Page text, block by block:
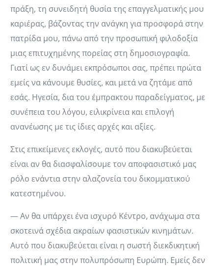
πράξη, τη συνειδητή θυσία της επαγγελματικής μου
καριέρας, βάζοντας την ανάγκη για προσφορά στην
πατρίδα μου, πάνω από την προσωπική φιλοδοξία
μιας επιτυχημένης πορείας στη δημοσιογραφία.
Γιατί ως εν δυνάμει εκπρόσωποι σας, πρέπει πρώτα
εμείς να κάνουμε θυσίες, και μετά να ζητάμε από
εσάς. Ηγεσία, δια του έμπρακτου παραδείγματος, με
συνέπεια του λόγου, ειλικρίνεια και επιλογή
ανανέωσης με τις ίδιες αρχές και αξίες.
Στις επικείμενες εκλογές, αυτό που διακυβεύεται
είναι αν θα διασφαλίσουμε τον αποφασιστικό μας
ρόλο ενάντια στην αλαζονεία του δικομματικού
κατεστημένου.
— Αν θα υπάρχει ένα ισχυρό Κέντρο, ανάχωμα στα
σκοτεινά σχέδια ακραίων φασιστικών κινημάτων.
Αυτό που διακυβεύεται είναι η σωστή διεκδικητική
πολιτική μας στην πολυπρόσωπη Ευρώπη. Εμείς δεν